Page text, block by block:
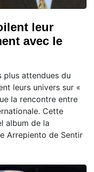
leur
avec le
plus attendues du
leurs univers sur «
la rencontre entre
Cette
album de la
Arrepiento de Sentir